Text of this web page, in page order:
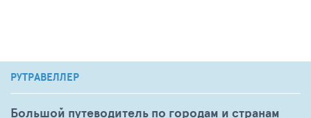
РУТРАВЕЛЛЕР
Большой путеводитель по городам и странам